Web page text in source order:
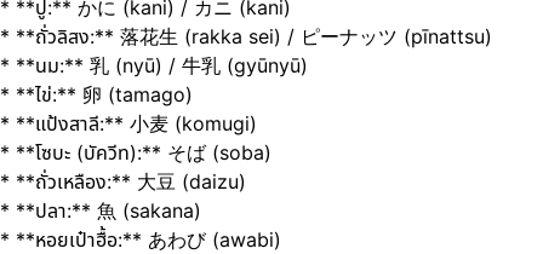
* **ปู:** かに (kani) / カニ (kani)
* **ถั่วลิสง:** 落花生 (rakka sei) / ピーナッツ (pīnattsu)
* **นม:** 乳 (nyū) / 牛乳 (gyūnyū)
* **ไข่:** 卵 (tamago)
* **แป้งสาลี:** 小麦 (komugi)
* **โซบะ (บัควีท):** そば (soba)
* **ถั่วเหลือง:** 大豆 (daizu)
* **ปลา:** 魚 (sakana)
* **หอยเป๋าฮื้อ:** あわび (awabi)